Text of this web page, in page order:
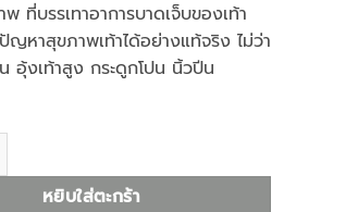
ที่บรรเทาอาการบาดเจ็บของเท้า
ญหาสุขภาพเท้าได้อย่างแท้จริง ไม่ว่า
น อุ้งเท้าสูง กระดูกโปน นิ้วปีน
าสุขภาพ SEOUL สีฟ้า ชิ้น
หยิบใส่ตะกร้า